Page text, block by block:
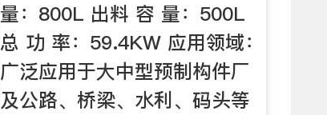
量：800L 出料 容 量：500L
总 功 率：59.4KW 应用领域：
广泛应用于大中型预制构件厂
及公路、桥梁、水利、码头等